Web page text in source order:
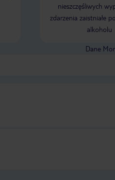
nieszczęśliwych
zdarzenia zaistniałe
alkoholu
Dane